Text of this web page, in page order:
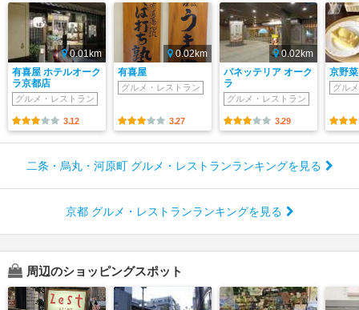
0.01km
有喜屋 ホテルオーク
ラ京都店
グルメ・レストラン
3.12
0.02km
有喜屋
グルメ・レストラン
3.27
0.02km
パネッテリア オーク
ラ
グルメ・レストラン
3.29
京野
グル
二条・烏丸・河原町 グルメ・レストランランキングを見る
京都 グルメ・レストランランキングを見る
周辺のショッピングスポット